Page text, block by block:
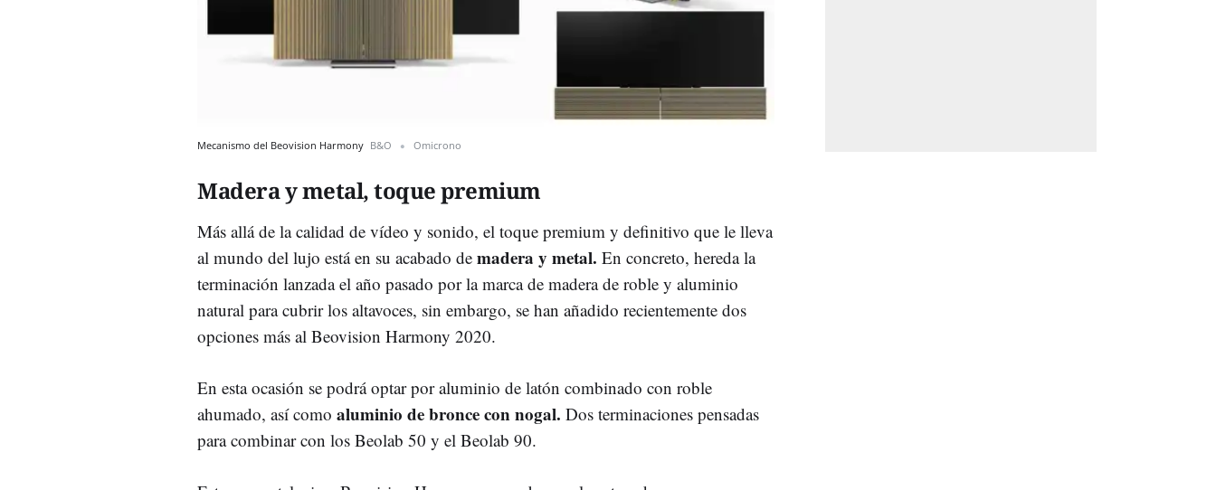
Mecanismo del Beovision Harmony B&O Omicrono
Madera y metal, toque premium
Más allá de la calidad de vídeo y sonido, el toque premium y definitivo que le lleva
al mundo del lujo está en su acabado de madera y metal. En concreto, hereda la
terminación lanzada el año pasado por la marca de madera de roble y aluminio
natural para cubrir los altavoces, sin embargo, se han añadido recientemente dos
opciones más al Beovision Harmony 2020.
En esta ocasión se podrá optar por aluminio de latón combinado con roble
ahumado, así como aluminio de bronce con nogal. Dos terminaciones pensadas
para combinar con los Beolab 50 y el Beolab 90.